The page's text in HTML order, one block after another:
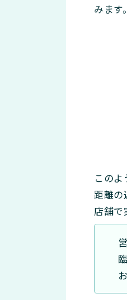
みます。
このよ
距離の
店舗で